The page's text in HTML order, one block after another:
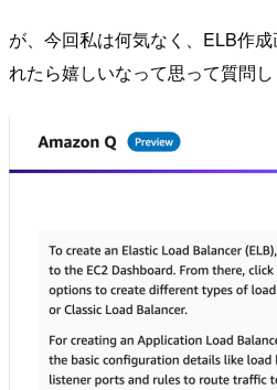
が、今回私は何気なく、ELB作
れたら嬉しいなって思って質問し